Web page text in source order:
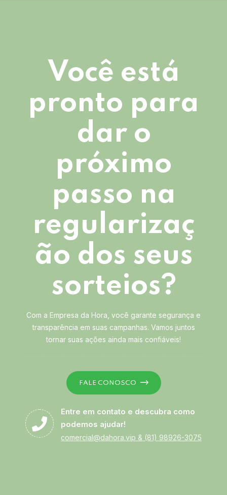
Você está
pronto para
dar o
próximo
passo na
regularizaç
ão dos seus
sorteios?
Com a Empresa da Hora, você garante segurança e
transparência em suas campanhas. Vamos juntos
tornar suas ações ainda mais confiáveis!
FALE CONOSCO
Entre em contato e descubra como
podemos ajudar!
comercial@dahora.vip & (81) 98926-3075